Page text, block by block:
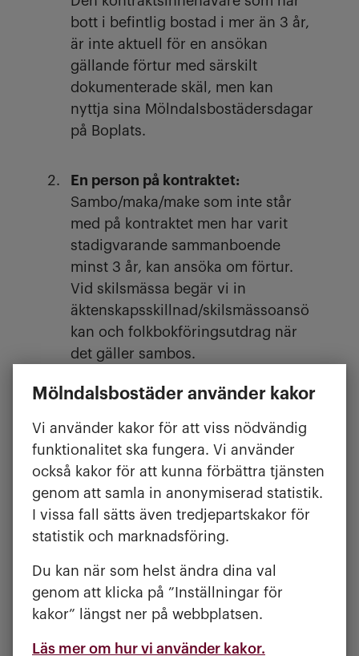
Mölndalsbostäder använder kakor
Vi använder kakor för att viss nödvändig
funktionalitet ska fungera. Vi använder
också kakor för att kunna förbättra tjänsten
genom att samla in anonymiserad statistik.
I vissa fall sätts även tredjepartskakor för
statistik och marknadsföring.
Du kan när som helst ändra dina val
genom att klicka på ”Inställningar för
kakor” längst ner på webbplatsen.
Läs mer om hur vi använder kakor.
bott i befintlig bostad i mer än 3 år,
är inte aktuell för en ansökan
gällande förtur med särskilt
dokumenterade skäl, men kan
nyttja sina Mölndalsbostädersdagar
på Boplats.
En person på kontraktet:
Sambo/maka/make som inte står
med på kontraktet men har varit
stadigvarande sammanboende
minst 3 år, kan ansöka om förtur.
Vid skilsmässa begär vi in
äktenskapsskillnad/skilsmässoansö
kan och folkbokföringsutdrag när
det gäller sambos.
Medicinsk förtur
Medicinsk förtur kan beviljas vid till
exempel behov av hiss eller andra
tillgänglighetsrelaterade behov. Det går
inte ansöka om en medicinsk förtur för
att man behöver större eller mindre
lägenhet. Förturen är baserad på
Bekräftad störning